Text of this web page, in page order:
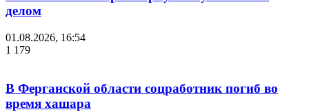
делом
01.08.2026, 16:54
1 179
В Ферганской области соцработник погиб во
время хашара